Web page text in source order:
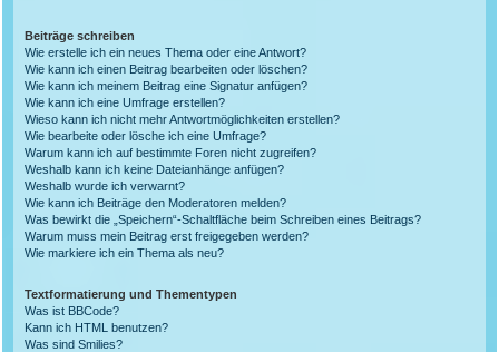
Beiträge schreiben
Wie erstelle ich ein neues Thema oder eine Antwort?
Wie kann ich einen Beitrag bearbeiten oder löschen?
Wie kann ich meinem Beitrag eine Signatur anfügen?
Wie kann ich eine Umfrage erstellen?
Wieso kann ich nicht mehr Antwortmöglichkeiten erstellen?
Wie bearbeite oder lösche ich eine Umfrage?
Warum kann ich auf bestimmte Foren nicht zugreifen?
Weshalb kann ich keine Dateianhänge anfügen?
Weshalb wurde ich verwarnt?
Wie kann ich Beiträge den Moderatoren melden?
Was bewirkt die „Speichern“-Schaltfläche beim Schreiben eines Beitrags?
Warum muss mein Beitrag erst freigegeben werden?
Wie markiere ich ein Thema als neu?
Textformatierung und Thementypen
Was ist BBCode?
Kann ich HTML benutzen?
Was sind Smilies?